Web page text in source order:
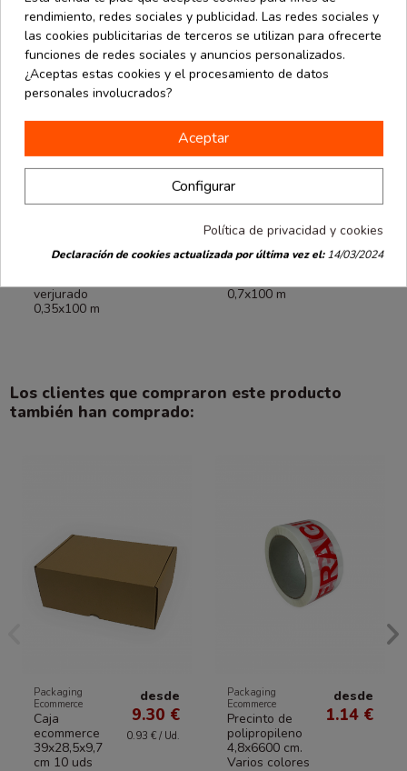
Fuera de stock
Ecommerce
verjurado
0,35x100 m
14.88 €
Packaging
Ecommerce
Bobina papel
0,7x100 m
29.74 €
Los clientes que compraron este producto
también han comprado:
Packaging
Ecommerce
Caja
ecommerce
39x28,5x9,7
cm 10 uds
desde
9.30 €
0.93 € / Ud.
Packaging
Ecommerce
Precinto de
polipropileno
4,8x6600 cm.
Varios colores
desde
1.14 €
rendimiento, redes sociales y publicidad. Las redes sociales y
las cookies publicitarias de terceros se utilizan para ofrecerte
funciones de redes sociales y anuncios personalizados.
¿Aceptas estas cookies y el procesamiento de datos
personales involucrados?
Aceptar
Configurar
Política de privacidad y cookies
Declaración de cookies actualizada por última vez el:14/03/2024